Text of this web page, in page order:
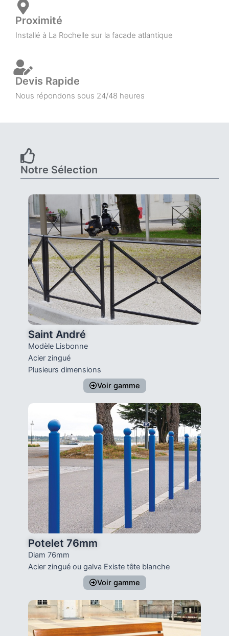
Proximité
Installé à La Rochelle sur la facade atlantique
Devis Rapide
Nous répondons sous 24/48 heures
Notre Sélection
Saint André
Modèle Lisbonne
Acier zingué
Plusieurs dimensions
Voir gamme
Potelet 76mm
Diam 76mm
Acier zingué ou galva Existe tête blanche
Voir gamme